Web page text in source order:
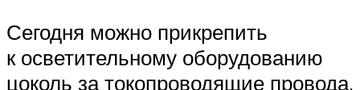
Сегодня можно прикрепить
к осветительному оборудованию
цоколь за токопроводящие провода,